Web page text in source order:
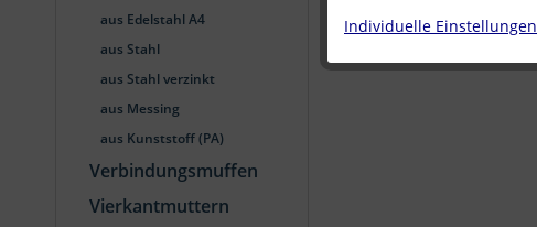
aus Edelstahl A4
aus Stahl
aus Stahl verzinkt
aus Messing
aus Kunststoff (PA)
Verbindungsmuffen
Vierkantmuttern
Individuelle Einstellungen